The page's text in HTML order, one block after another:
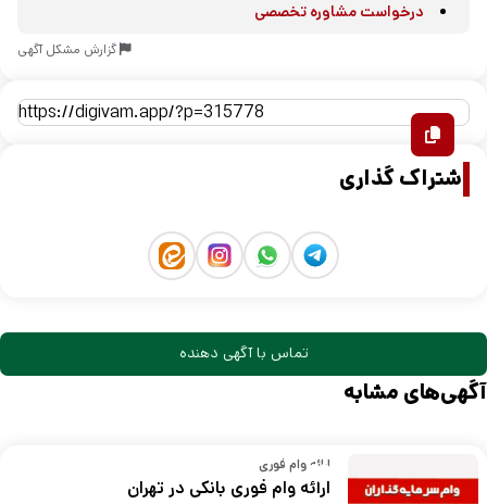
درخواست مشاوره تخصصی
گزارش مشکل آگهی
اشتراک گذاری
تماس با آگهی دهنده
آگهی‌های مشابه
ارائه وام فوری
ارائه وام فوری بانکی در تهران